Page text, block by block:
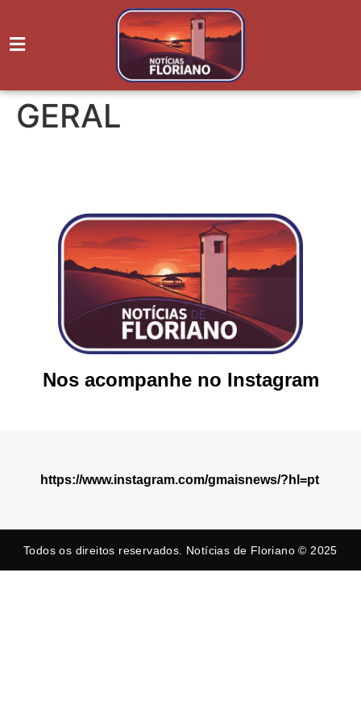
GERAL
Nos acompanhe no Instagram
https://www.instagram.com/gmaisnews/?hl=pt
Todos os direitos reservados. Notícias de Floriano © 2025